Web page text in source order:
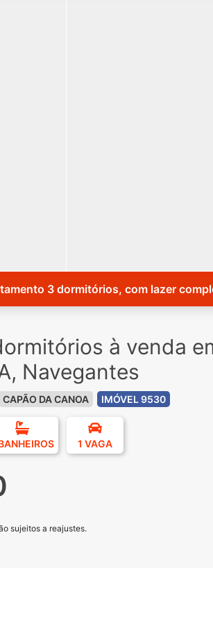
3 dormitórios, com lazer
à venda
Navegantes
CAPÃO DA CANOA IMÓVEL 9530
1 VAGA
sujeitos a reajustes.